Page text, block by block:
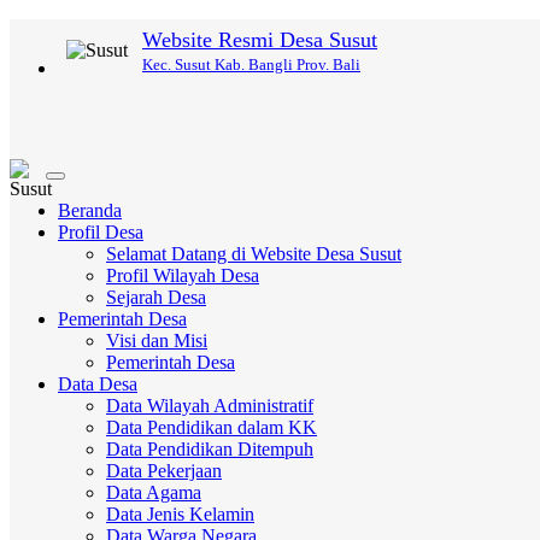
Website Resmi Desa Susut
Kec. Susut Kab. Bangli Prov. Bali
Toggle
navigation
Beranda
Profil Desa
Selamat Datang di Website Desa Susut
Profil Wilayah Desa
Sejarah Desa
Pemerintah Desa
Visi dan Misi
Pemerintah Desa
Data Desa
Data Wilayah Administratif
Data Pendidikan dalam KK
Data Pendidikan Ditempuh
Data Pekerjaan
Data Agama
Data Jenis Kelamin
Data Warga Negara